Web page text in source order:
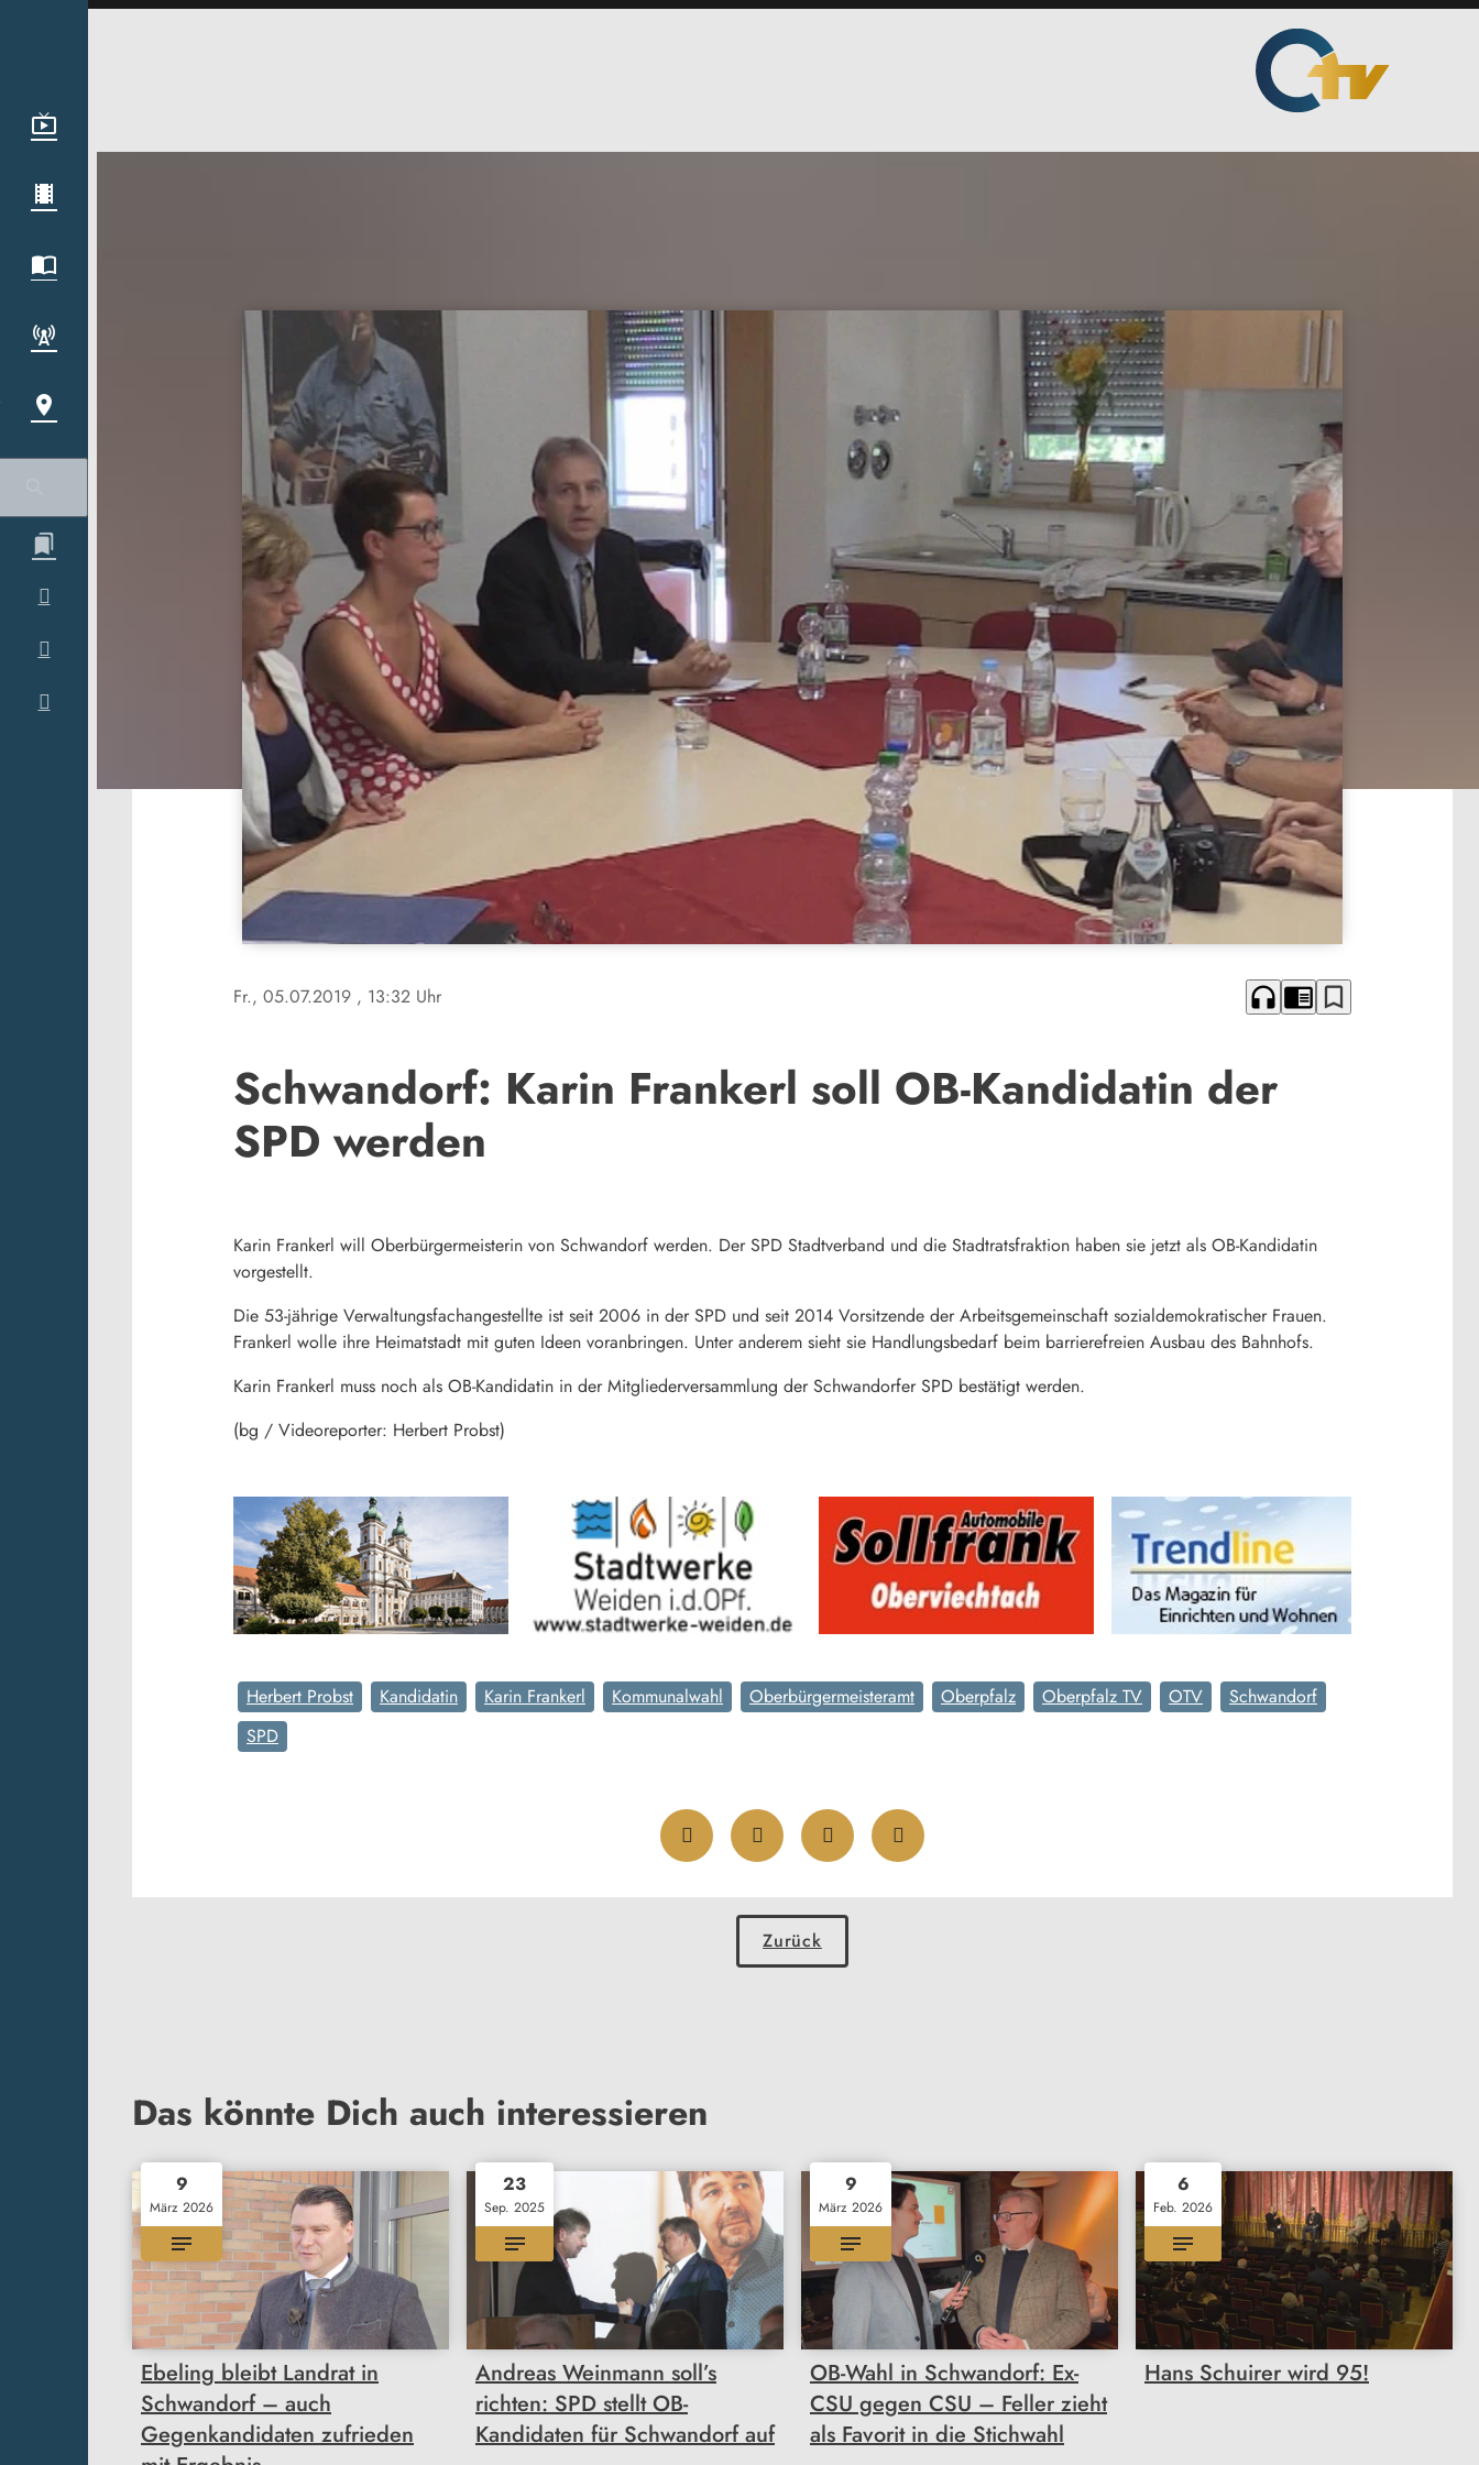
Fr., 05.07.2019 , 13:32 Uhr headphones chrome_reader_mode bookmark_border
Schwandorf: Karin Frankerl soll OB-Kandidatin der
SPD werden
Karin Frankerl will Oberbürgermeisterin von Schwandorf werden. Der SPD Stadtverband und die Stadtratsfraktion haben sie jetzt als OB-Kandidatin
vorgestellt.
Die 53-jährige Verwaltungsfachangestellte ist seit 2006 in der SPD und seit 2014 Vorsitzende der Arbeitsgemeinschaft sozialdemokratischer Frauen.
Frankerl wolle ihre Heimatstadt mit guten Ideen voranbringen. Unter anderem sieht sie Handlungsbedarf beim barrierefreien Ausbau des Bahnhofs.
Karin Frankerl muss noch als OB-Kandidatin in der Mitgliederversammlung der Schwandorfer SPD bestätigt werden.
(bg / Videoreporter: Herbert Probst)
Herbert Probst Kandidatin Karin Frankerl Kommunalwahl Oberbürgermeisteramt Oberpfalz Oberpfalz TV OTV
Schwandorf
SPD
Zurück
Das könnte Dich auch interessieren
9
März 2026
Ebeling bleibt Landrat in
Schwandorf – auch
Gegenkandidaten zufrieden
23
Sep. 2025
Andreas Weinmann soll’s
richten: SPD stellt OB-
Kandidaten für Schwandorf auf
9
März 2026
OB-Wahl in Schwandorf: Ex-
CSU gegen CSU – Feller zieht
als Favorit in die Stichwahl
6
Feb. 2026
Hans Schuirer wird 95!